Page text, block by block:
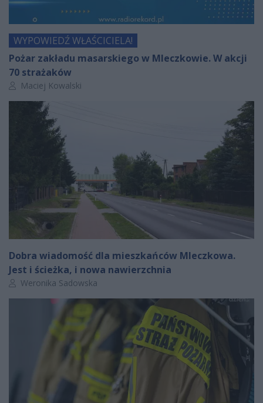
WYPOWIEDŹ WŁAŚCICIELA!
Pożar zakładu masarskiego w Mleczkowie. W akcji
70 strażaków
Autor artykułu:
Maciej Kowalski
Dobra wiadomość dla mieszkańców Mleczkowa.
Jest i ścieżka, i nowa nawierzchnia
Autor artykułu:
Weronika Sadowska